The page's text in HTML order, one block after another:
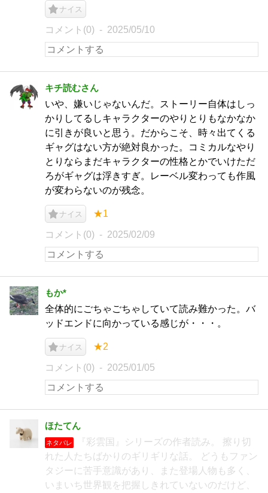
ナイス
コメント(0) 2025/05/10
キチ読むさん
いや、嫌いじゃないんだ。ストーリー自体はしっ
かりしてるしキャラクターのやりとりもなかなか
に引きが良いと思う。だからこそ、時々出てくる
ギャグはない方が絶対良かった。コミカルなやり
とりならまだキャラクターの性格とかでいけただ
ろがギャグは浮きすぎ。レーベル変わっても作風
が変わらないのが残念。
ナイス ★1
コメント(0) 2025/02/09
もか*
全体的にごちゃごちゃしていて読み難かった。バ
ッドエンドに向かっている感じが・・・。
ナイス ★2
コメント(0) 2025/01/05
ほたてん
ネタバレ
『彩雲国』シリーズの作者読み。 擦り切
れた人たちばかりのギリギリな話。 どうもファン
タジーに苦手意識があり、また登場人物も多く、
いまいち世界観を把握しきれていないのだけど、